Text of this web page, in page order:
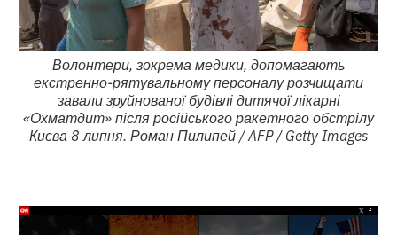
Волонтери, зокрема медики, допомагають
екстренно-рятувальному персоналу розчищати
завали зруйнованої будівлі дитячої лікарні
«Охматдит» після російського ракетного обстрілу
Києва 8 липня. Роман Пилипей / AFP / Getty Images